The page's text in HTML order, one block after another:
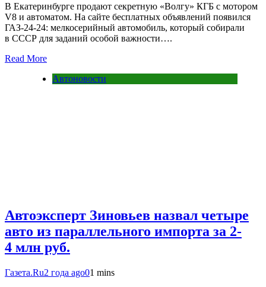
В Екатеринбурге продают секретную «Волгу» КГБ с мотором
V8 и автоматом. На сайте бесплатных объявлений появился
ГАЗ-24-24: мелкосерийный автомобиль, который собирали
в СССР для заданий особой важности….
Read More
Автоновости
Автоэксперт Зиновьев назвал четыре
авто из параллельного импорта за 2-
4 млн руб.
Газета.Ru2 года ago01 mins